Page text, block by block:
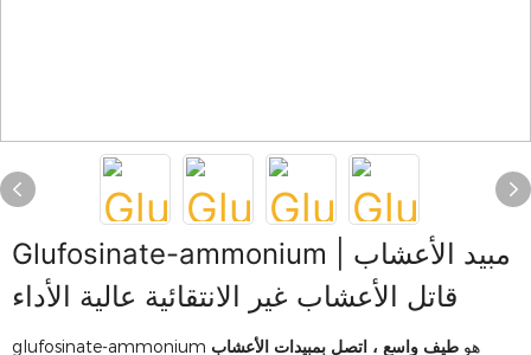
Glufosinate-ammonium مبيد الأعشاب |
قاتل الأعشاب غير الانتقائية عالية الأداء
glufosinate-ammonium هو طيف واسع ، اتصل بمبيدات الأعشاب